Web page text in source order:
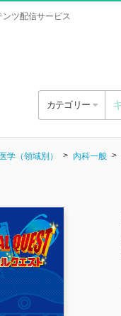
ンツ配信サービス
カテゴリー
学（領域別） 内科一般